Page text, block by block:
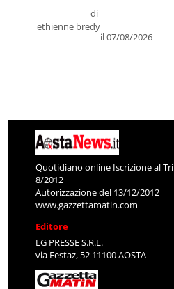
di
ethienne bredy
il 07/08/2026
Quotidiano online Iscrizione al
8/2012
Autorizzazione del 13/12/2012
www.gazzettamatin.com
Editore
LG PRESSE S.R.L.
via Festaz, 52 11100 AOSTA